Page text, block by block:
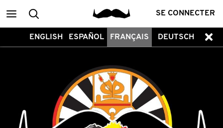
Main
menu
Recherche SE CONNECTER
ENGLISH ESPAÑOL FRANÇAIS DEUTSCH